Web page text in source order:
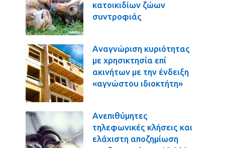
κατοικιδίων ζώων
συντροφιάς
Αναγνώριση κυριότητας
με χρησικτησία επί
ακινήτων με την ένδειξη
«αγνώστου ιδιοκτήτη»
Ανεπιθύμητες
τηλεφωνικές κλήσεις και
ελάχιστη αποζημίωση